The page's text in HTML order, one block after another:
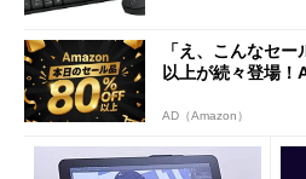
「え、こんなセ
以上が続々登場！
AD（Amazon）